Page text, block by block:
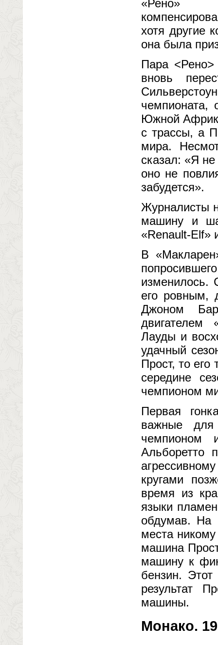
«Рено»
хотя другие
она была
Пара
вновь
чемпионата,
Южной
с трассы, а
мира.
сказал: «Я
оно не
забудется».
Журналисты
машину и
«Renault-Elf»
В
изменилось.
его ровным,
Джоном
двигателем
Лауды и
удачный
Прост, то
середине
чемпионом
Первая
важные для
чемпионом
Альборетто
кругами
время из
языки
обдумав. На
места
машина
машину к
бензин.
результат
машины.
Монако.